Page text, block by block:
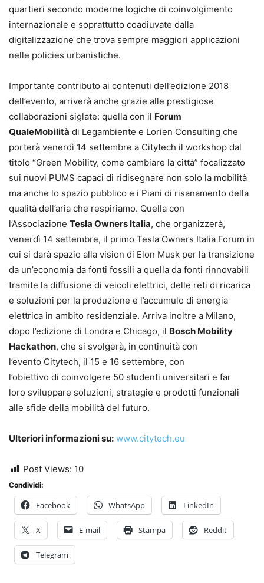
quartieri secondo moderne logiche di coinvolgimento
internazionale e soprattutto coadiuvate dalla
digitalizzazione che trova sempre maggiori applicazioni
nelle policies urbanistiche.
Importante contributo ai contenuti dell’edizione 2018
dell’evento, arriverà anche grazie alle prestigiose
collaborazioni siglate: quella con il Forum
QualeMobilità di Legambiente e Lorien Consulting che
porterà venerdì 14 settembre a Citytech il workshop dal
titolo “Green Mobility, come cambiare la città” focalizzato
sui nuovi PUMS capaci di ridisegnare non solo la mobilità
ma anche lo spazio pubblico e i Piani di risanamento della
qualità dell’aria che respiriamo. Quella con
l’Associazione Tesla Owners Italia, che organizzerà,
venerdì 14 settembre, il primo Tesla Owners Italia Forum in
cui si darà spazio alla vision di Elon Musk per la transizione
da un’economia da fonti fossili a quella da fonti rinnovabili
tramite la diffusione di veicoli elettrici, delle reti di ricarica
e soluzioni per la produzione e l’accumulo di energia
elettrica in ambito residenziale. Arriva inoltre a Milano,
dopo l’edizione di Londra e Chicago, il Bosch Mobility
Hackathon, che si svolgerà, in continuità con
l’evento Citytech, il 15 e 16 settembre, con
l’obiettivo di coinvolgere 50 studenti universitari e far
loro sviluppare soluzioni, strategie e prodotti funzionali
alle sfide della mobilità del futuro.
Ulteriori informazioni su: www.citytech.eu
Post Views: 10
Condividi:
Facebook WhatsApp LinkedIn
X E-mail Stampa Reddit
Telegram